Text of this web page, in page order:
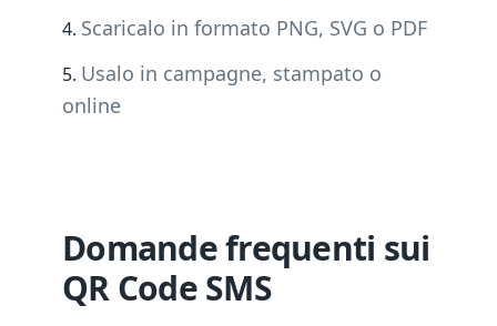
Scaricalo in formato PNG, SVG o PDF
Usalo in campagne, stampato o
online
Domande frequenti sui
QR Code SMS